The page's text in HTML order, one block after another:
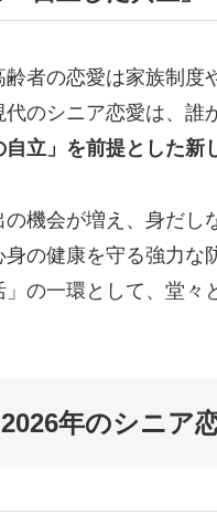
者の恋愛は家族制度
のシニア恋愛は、誰
自立」を前提とした新
機会が増え、身だし
の健康を守る強力な
の一環として、堂々
年のシニア